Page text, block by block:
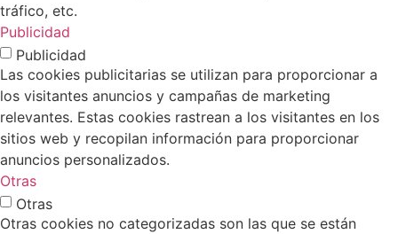
tráfico, etc.
Publicidad
Publicidad
Las cookies publicitarias se utilizan para proporcionar a
los visitantes anuncios y campañas de marketing
relevantes. Estas cookies rastrean a los visitantes en los
sitios web y recopilan información para proporcionar
anuncios personalizados.
Otras
Otras
Otras cookies no categorizadas son las que se están